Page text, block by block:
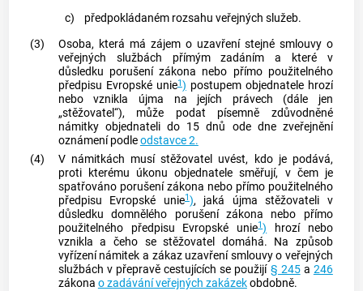
c)
předpokládaném rozsahu veřejných služeb.
(3)
Osoba, která má zájem o uzavření stejné smlouvy o
veřejných službách přímým zadáním a které v
důsledku porušení zákona nebo přímo použitelného
předpisu Evropské unie1) postupem objednatele hrozí
nebo vznikla újma na jejích právech (dále jen
„stěžovatel“), může podat písemně zdůvodněné
námitky objednateli do 15 dnů ode dne zveřejnění
oznámení podleodstavce 2.
(4)
V námitkách musí stěžovatel uvést, kdo je podává,
proti kterému úkonu objednatele směřují, v čem je
spatřováno porušení zákona nebo přímo použitelného
předpisu Evropské unie1), jaká újma stěžovateli v
důsledku domnělého porušení zákona nebo přímo
použitelného předpisu Evropské unie1) hrozí nebo
vznikla a čeho se stěžovatel domáhá. Na způsob
vyřízení námitek a zákaz uzavření smlouvy o veřejných
službách v přepravě cestujících se použijí § 245a 246
zákona o zadávání veřejných zakázekobdobně.